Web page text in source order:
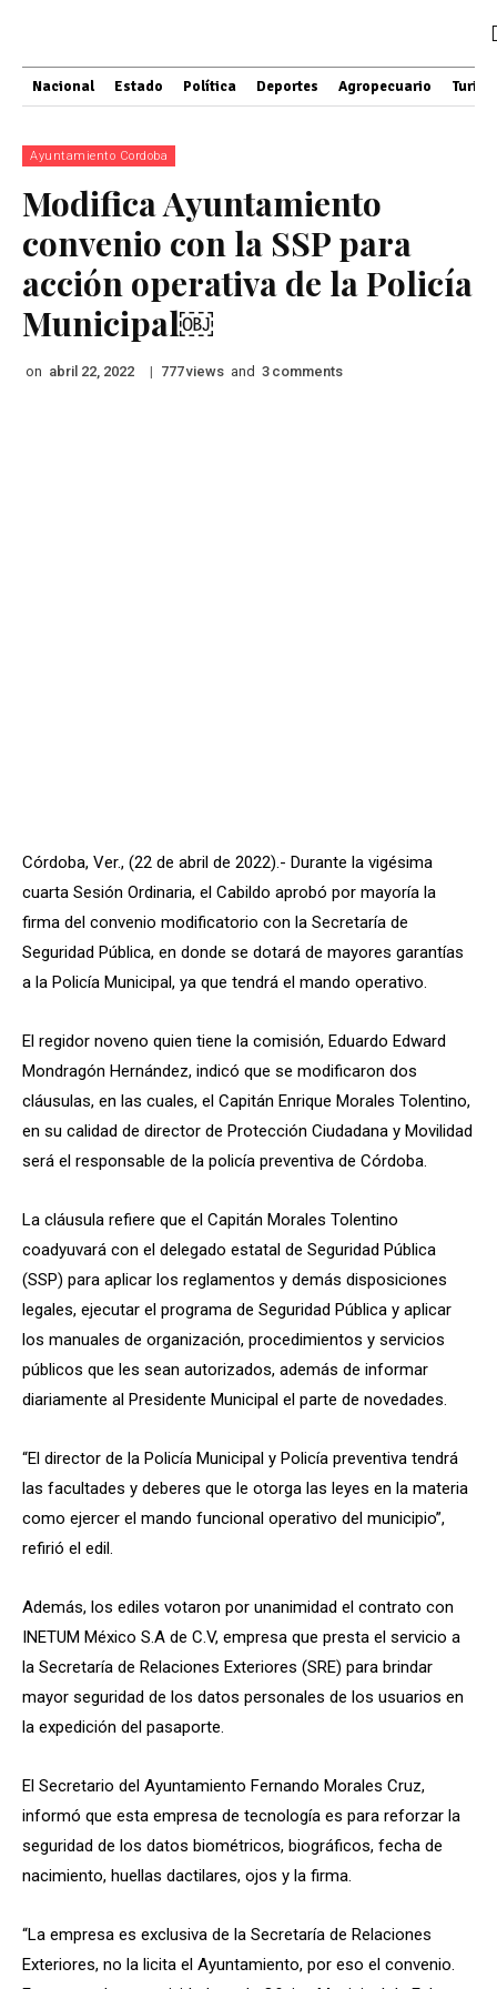
Nacional Estado Política Deportes Agropecuario
Ayuntamiento Cordoba
Modifica Ayuntamiento
convenio con la SSP para
acción operativa de la Policía
Municipal￼
on abril 22, 2022 | 777views and 3 comments
Córdoba, Ver., (22 de abril de 2022).- Durante la vigésima
cuarta Sesión Ordinaria, el Cabildo aprobó por mayoría la
firma del convenio modificatorio con la Secretaría de
Seguridad Pública, en donde se dotará de mayores garantías
a la Policía Municipal, ya que tendrá el mando operativo.
El regidor noveno quien tiene la comisión, Eduardo Edward
Mondragón Hernández, indicó que se modificaron dos
cláusulas, en las cuales, el Capitán Enrique Morales Tolentino,
en su calidad de director de Protección Ciudadana y Movilidad
será el responsable de la policía preventiva de Córdoba.
La cláusula refiere que el Capitán Morales Tolentino
coadyuvará con el delegado estatal de Seguridad Pública
(SSP) para aplicar los reglamentos y demás disposiciones
legales, ejecutar el programa de Seguridad Pública y aplicar
los manuales de organización, procedimientos y servicios
públicos que les sean autorizados, además de informar
diariamente al Presidente Municipal el parte de novedades.
“El director de la Policía Municipal y Policía preventiva tendrá
las facultades y deberes que le otorga las leyes en la materia
como ejercer el mando funcional operativo del municipio”,
refirió el edil.
Además, los ediles votaron por unanimidad el contrato con
INETUM México S.A de C.V, empresa que presta el servicio a
la Secretaría de Relaciones Exteriores (SRE) para brindar
mayor seguridad de los datos personales de los usuarios en
la expedición del pasaporte.
El Secretario del Ayuntamiento Fernando Morales Cruz,
informó que esta empresa de tecnología es para reforzar la
seguridad de los datos biométricos, biográficos, fecha de
nacimiento, huellas dactilares, ojos y la firma.
“La empresa es exclusiva de la Secretaría de Relaciones
Exteriores, no la licita el Ayuntamiento, por eso el convenio.